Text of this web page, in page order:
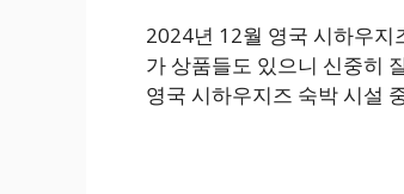
2024년 12월 영국 시하우지
가 상품들도 있으니 신중히
영국 시하우지즈 숙박 시설